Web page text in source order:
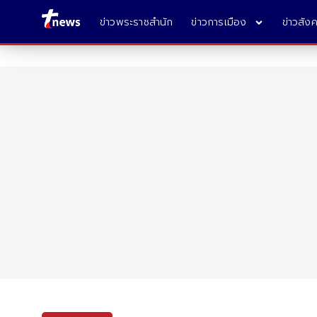
ข่าวพระราชสำนัก ข่าวการเมือง ข่าวสัง